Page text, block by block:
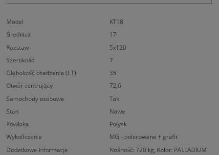
Model
KT18
Średnica
17
Rozstaw
5x120
Szerokość
7
Głębokość osadzenia (ET)
35
Otwór centrujący
72,6
Samochody osobowe
Tak
Stan
Nowe
Powłoka
Połysk
Wykończenie
MG - polerowane + grafit
Dodatkowe informacje
Nośność: 720 kg, Kolor: PALLADIUM